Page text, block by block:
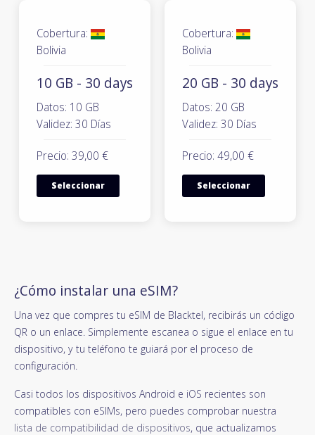
Cobertura:
Bolivia
10 GB - 30 days
Datos: 10 GB
Validez: 30 Días
Precio: 39,00 €
Seleccionar
Cobertura:
Bolivia
20 GB - 30 days
Datos: 20 GB
Validez: 30 Días
Precio: 49,00 €
Seleccionar
¿Cómo instalar una eSIM?
Una vez que compres tu eSIM de Blacktel, recibirás un código
QR o un enlace. Simplemente escanea o sigue el enlace en tu
dispositivo, y tu teléfono te guiará por el proceso de
configuración.
Casi todos los dispositivos Android e iOS recientes son
compatibles con eSIMs, pero puedes comprobar nuestra
lista de compatibilidad de dispositivos, que actualizamos